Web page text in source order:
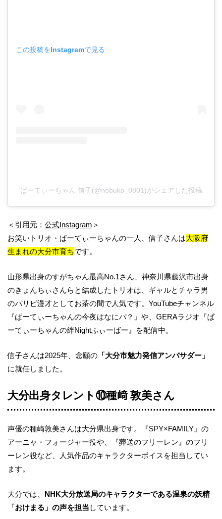
この投稿をInstagramで見る
ぱーてぃーちゃん 信子(@nobuko_0801)がシェアした投稿
＜引用元： 公式Instagram ＞
お笑いトリオ・ぱーてぃーちゃんの一人、信子さんは大阪府
生まれの大分市育ちです。
山形県出身のすがちゃん最高No.1さん、神奈川県藤沢市出身
のきょんちぃさんらと結成したトリオは、ギャルとチャラ男
のパリピ漫才としてお茶の間で人気です。 YouTubeチャンネル
『ぱーてぃーちゃんの今夜はなにパ？』や、GERAラジオ『ぱ
ーてぃーちゃんの絆Nightふぃーばー』を配信中。
信子さんは2025年、念願の 「大分市魅力発信アンバサダー」
に就任しました。
大分出身タレント⑩種﨑 敦美さん
声優の種崎敦美さんは大分県出身です。『SPY×FAMILY』の
アーニャ・フォージャー役や、『葬送のフリーレン』のフリ
ーレン役など、人気作品のキャラクターボイスを担当してい
ます。
大分では、 NHK大分放送局のキャラクターである温泉の妖精
「おけまる」の声を担当 しています。